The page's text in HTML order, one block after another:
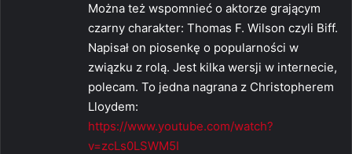
Można też wspomnieć o aktorze grającym
czarny charakter: Thomas F. Wilson czyli Biff.
Napisał on piosenkę o popularności w
związku z rolą. Jest kilka wersji w internecie,
polecam. To jedna nagrana z Christopherem
Lloydem:
https://www.youtube.com/watch?
v=zcLs0LSWM5I